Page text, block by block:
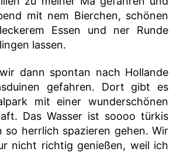
mit nem Bierchen, schönen
Essen und ner Runde
lassen.
dann spontan nach Hollande
gefahren. Dort gibt es
mit einer wunderschönen
Das Wasser ist soooo türkis
so herrlich spazieren gehen. Wir
nicht richtig genießen, weil ich